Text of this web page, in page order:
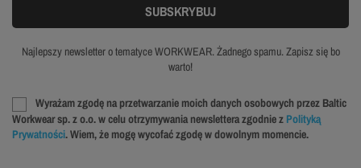
Najlepszy newsletter o tematyce WORKWEAR. Żadnego spamu. Zapisz się bo
warto!
Wyrażam zgodę na przetwarzanie moich danych osobowych przez Baltic
Workwear sp. z o.o. w celu otrzymywania newslettera zgodnie z Polityką
Prywatności. Wiem, że mogę wycofać zgodę w dowolnym momencie.